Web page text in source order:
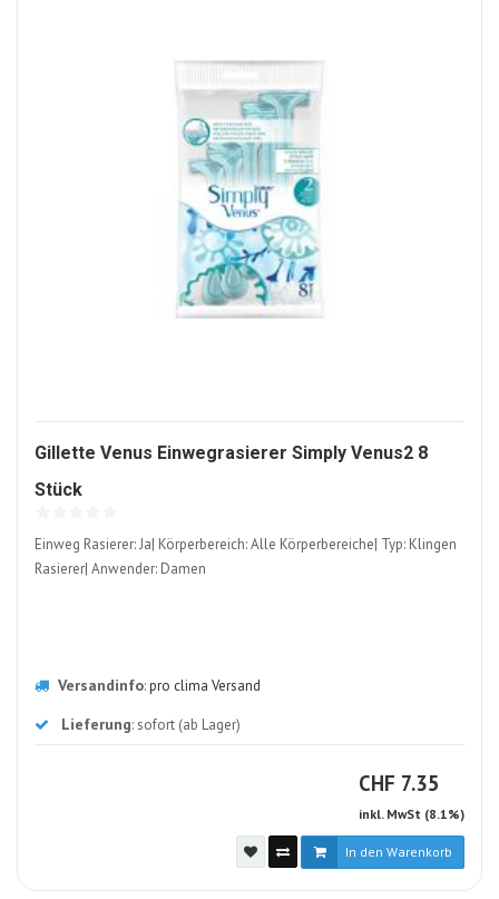
Gillette Venus Einwegrasierer Simply Venus2 8
Stück878238-
Einweg Rasierer: Ja| Körperbereich: Alle Körperbereiche| Typ: Klingen
Rasierer| Anwender: Damen
Versandinfo:pro clima Versand
Lieferung: sofort (ab Lager)
CHF CHF
7.35
inkl. MwSt (8.1%)
In den Warenkorb